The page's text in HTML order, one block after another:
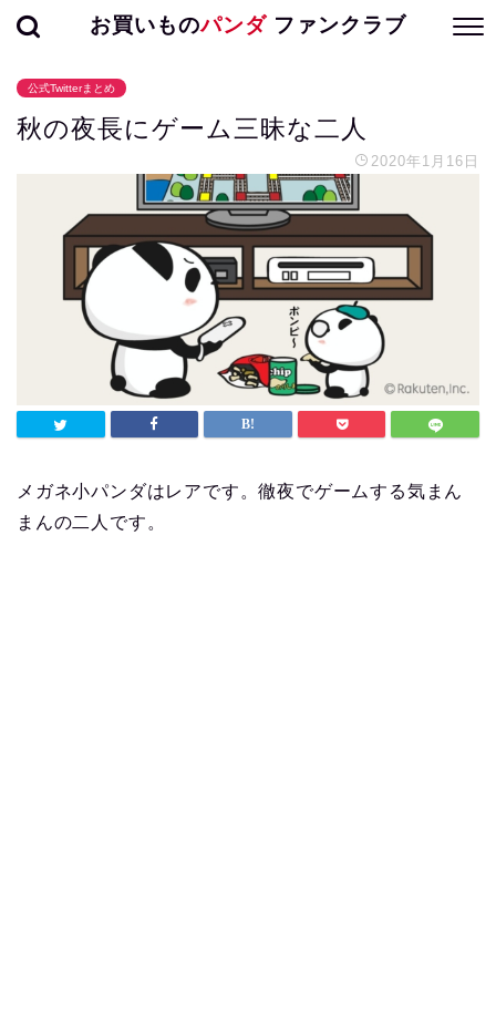
お買いものパンダ ファンクラブ
公式Twitterまとめ
秋の夜長にゲーム三昧な二人
2020年1月16日
メガネ小パンダはレアです。徹夜でゲームする気まん
まんの二人です。